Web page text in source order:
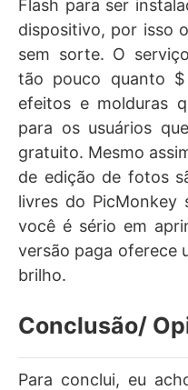
Flash para ser
dispositivo, por isso
sem sorte. O
tão pouco quanto
efeitos e molduras
para os usuários
gratuito. Mesmo
de edição de fotos
livres do
você é sério em
versão paga oferece
brilho.
Conclusão/
Para conclui, eu